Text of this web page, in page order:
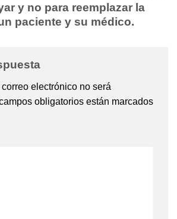
y no para reemplazar la
paciente y su médico.
electrónico no será
obligatorios están marcados